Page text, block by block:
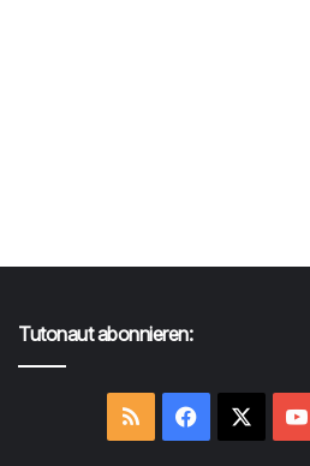
Tutonaut abonnieren:
RSS Facebook